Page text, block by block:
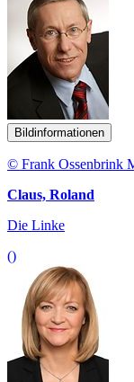
Bildinformationen
© Frank Ossenbrink
Claus, Roland
Die Linke
()